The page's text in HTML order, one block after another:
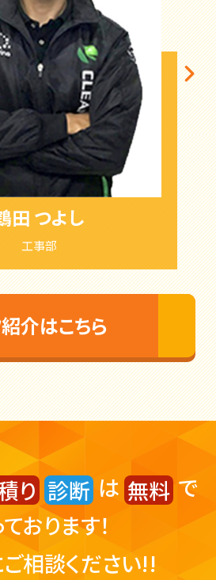
田 つよし
工事部
介はこちら
り 診断 は 無料 で
おります！
相談ください!!